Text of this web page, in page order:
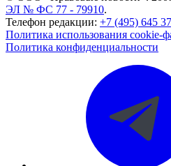
ЭЛ № ФС 77 - 79910.
Телефон редакции: +7 (495) 645
Политика использования cookie-
Политика конфиденциальности